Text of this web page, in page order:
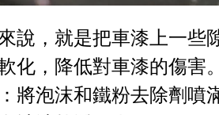
說，就是把車漆上一些
化，降低對車漆的傷害。
將泡沫和鐵粉去除劑噴